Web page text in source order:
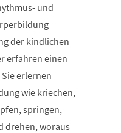
und
der kindlichen
erfahren einen
erlernen
wie kriechen,
springen,
drehen, woraus